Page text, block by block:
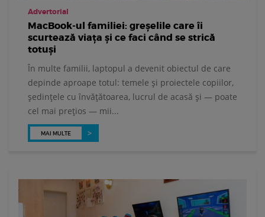
Advertorial
MacBook-ul familiei: greșelile care îi
scurtează viața și ce faci când se strică
totuși
În multe familii, laptopul a devenit obiectul de care
depinde aproape totul: temele și proiectele copiilor,
ședințele cu învățătoarea, lucrul de acasă și — poate
cel mai prețios — mii...
MAI MULTE